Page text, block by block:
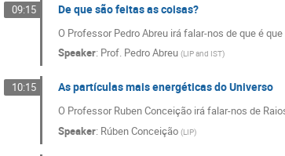
09:15 De que são feitas as coisas?
O Professor Pedro Abreu irá falar-nos de que é
Speaker: Prof. Pedro Abreu (LIP and IST)
10:15 As partículas mais energéticas do Universo
O Professor Ruben Conceição irá falar-nos de
Speaker: Rúben Conceição (LIP)